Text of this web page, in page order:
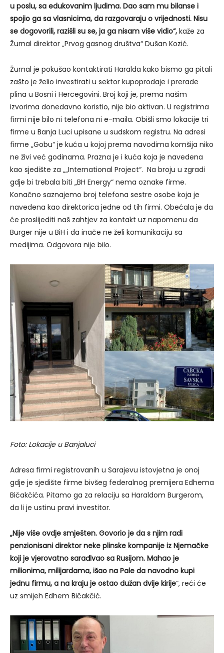
u poslu, sa edukovanim ljudima. Dao sam mu bilanse i
spojio ga sa vlasnicima, da razgovaraju o vrijednosti. Nisu
se dogovorili, razišli su se, ja ga nisam više vidio“, kaže za
Žurnal direktor „Prvog gasnog društva“ Dušan Kozić.
Žurnal je pokušao kontaktirati Haralda kako bismo ga pitali
zašto je želio investirati u sektor kupoprodaje i prerade
plina u Bosni i Hercegovini. Broj koji je, prema našim
izvorima donedavno koristio, nije bio aktivan. U registrima
firmi nije bilo ni telefona ni e-maila. Obišli smo lokacije tri
firme u Banja Luci upisane u sudskom registru. Na adresi
firme „Gobu“ je kuća u kojoj prema navodima komšija niko
ne živi već godinama. Prazna je i kuća koja je navedena
kao sjedište za „„International Project“. Na broju u zgradi
gdje bi trebala biti „BH Energy“ nema oznake firme.
Konačno saznajemo broj telefona sestre osobe koja je
navedena kao direktorica jedne od tih firmi. Obećala je da
će proslijediti naš zahtjev za kontakt uz napomenu da
Burger nije u BiH i da inače ne želi komunikaciju sa
medijima. Odgovora nije bilo.
Foto: Lokacije u Banjaluci
Adresa firmi registrovanih u Sarajevu istovjetna je onoj
gdje je sjedište firme bivšeg federalnog premijera Edhema
Bičakčića. Pitamo ga za relaciju sa Haraldom Burgerom,
da li je ustinu pravi investitor.
„Nije više ovdje smješten. Govorio je da s njim radi
penzionisani direktor neke plinske kompanije iz Njemačke
koji je vjerovatno sarađivao sa Rusijom. Mahao je
milionima, milijardama, išao na Pale da navodno kupi
jednu firmu, a na kraju je ostao dužan dvije kirije“, reći će
uz smijeh Edhem Bičakčić.